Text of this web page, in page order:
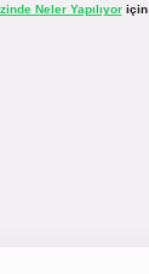
Neler Yapılıyoriçin